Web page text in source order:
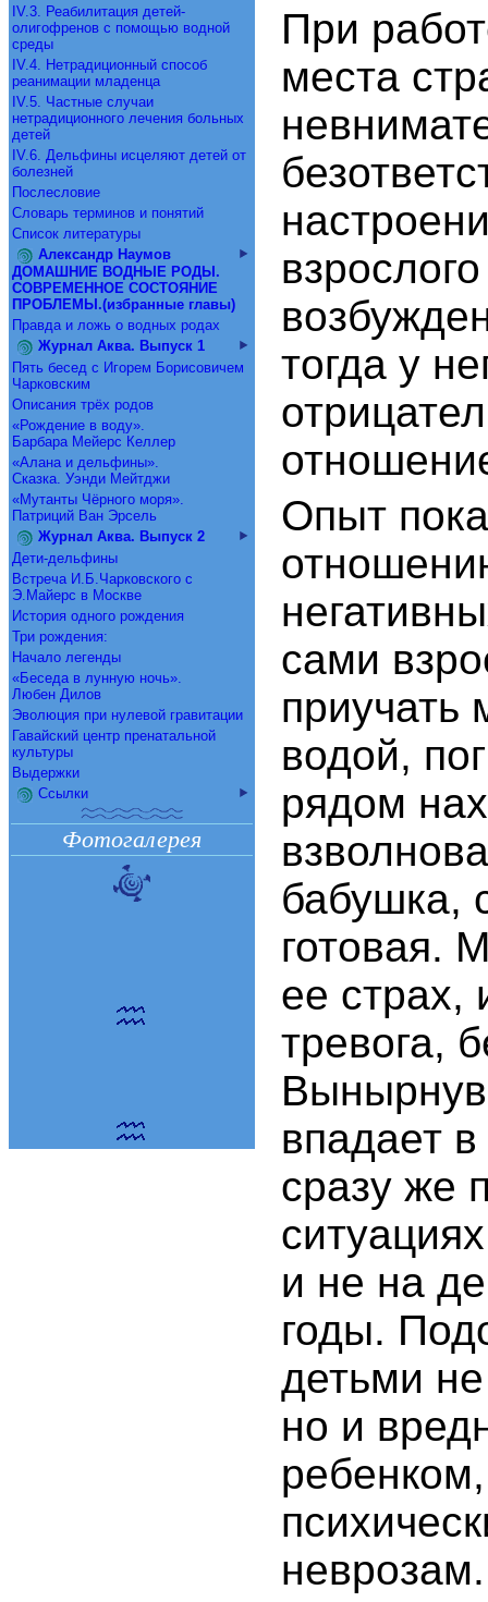
IV.3. Реабилитация детей-
олигофренов с помощью водной
среды
IV.4. Нетрадиционный способ
реанимации младенца
IV.5. Частные случаи
нетрадиционного лечения больных
детей
IV.6. Дельфины исцеляют детей от
болезней
Послесловие
Словарь терминов и понятий
Список литературы
Александр Наумов
ДОМАШНИЕ ВОДНЫЕ РОДЫ.
СОВРЕМЕННОЕ СОСТОЯНИЕ
ПРОБЛЕМЫ.(избранные главы)
Правда и ложь о водных родах
Журнал Аква. Выпуск 1
Пять бесед с Игорем Борисовичем
Чарковским
Описания трёх родов
«Рождение в воду».
Барбара Мейерс Келлер
«Алана и дельфины».
Сказка. Уэнди Мейтджи
«Мутанты Чёрного моря».
Патриций Ван Эрсель
Журнал Аква. Выпуск 2
Дети-дельфины
Встреча И.Б.Чарковского с
Э.Майерс в Москве
История одного рождения
Три рождения:
Начало легенды
«Беседа в лунную ночь».
Любен Дилов
Эволюция при нулевой гравитации
Гавайский центр пренатальной
культуры
Выдержки
Ссылки
Фотогалерея
При
места
тогда у
Опыт
сами
водой,
рядом
бабушка,
готовая.
ее страх,
тревога,
впадает
сразу же
и не на
годы.
детьми
но и
неврозам.